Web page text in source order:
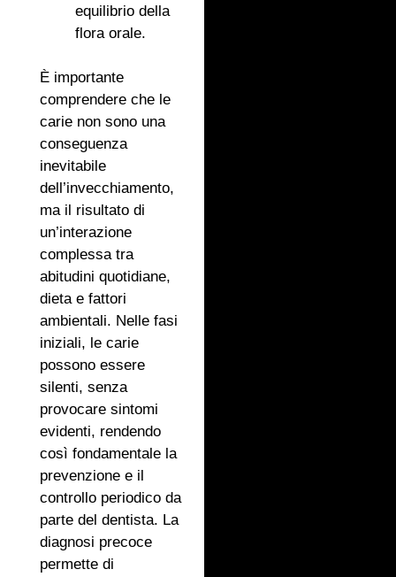
equilibrio della
flora orale.
È importante
comprendere che le
carie non sono una
conseguenza
inevitabile
dell’invecchiamento,
ma il risultato di
un’interazione
complessa tra
abitudini quotidiane,
dieta e fattori
ambientali. Nelle fasi
iniziali, le carie
possono essere
silenti, senza
provocare sintomi
evidenti, rendendo
così fondamentale la
prevenzione e il
controllo periodico da
parte del dentista. La
diagnosi precoce
permette di